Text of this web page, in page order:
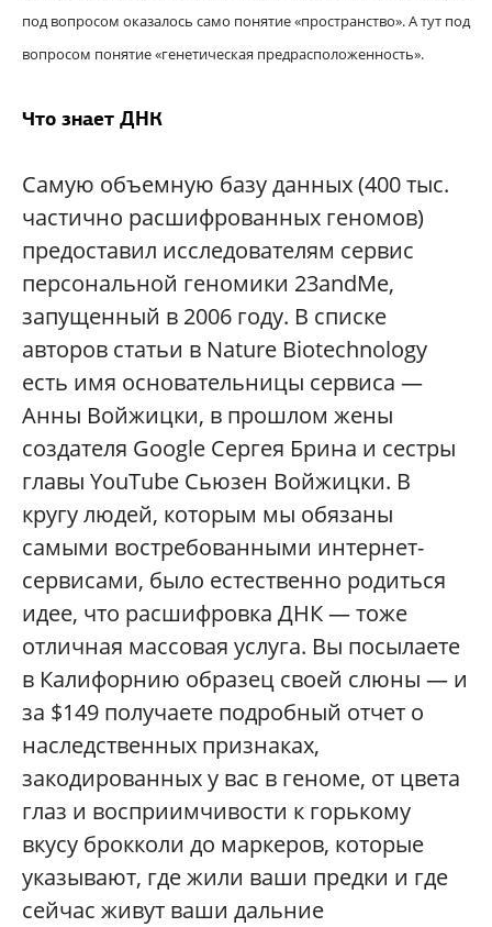
под вопросом оказалось само понятие «пространство». А тут под
вопросом понятие «генетическая предрасположенность».
Что знает ДНК
Самую объемную базу данных (400 тыс.
частично расшифрованных геномов)
предоставил исследователям сервис
персональной геномики 23andMe,
запущенный в 2006 году. В списке
авторов статьи в Nature Biotechnology
есть имя основательницы сервиса —
Анны Войжицки, в прошлом жены
создателя Google Сергея Брина и сестры
главы YouTube Сьюзен Войжицки. В
кругу людей, которым мы обязаны
самыми востребованными интернет-
сервисами, было естественно родиться
идее, что расшифровка ДНК — тоже
отличная массовая услуга. Вы посылаете
в Калифорнию образец своей слюны — и
за $149 получаете подробный отчет о
наследственных признаках,
закодированных у вас в геноме, от цвета
глаз и восприимчивости к горькому
вкусу брокколи до маркеров, которые
указывают, где жили ваши предки и где
сейчас живут ваши дальние